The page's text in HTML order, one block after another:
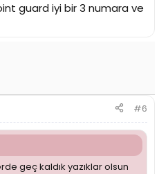
guard iyi bir 3 numara ve
#6
geç kaldık yazıklar olsun